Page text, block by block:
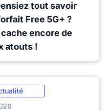
tout savoir
Free 5G+ ?
encore de
atouts !